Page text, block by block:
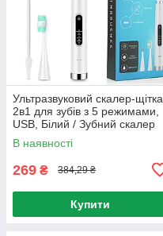
Ультразвуковий скалер-щітка
2в1 для зубів з 5 режимами,
USB, Білий / Зубний скалер
В наявності
269 ₴ 384,29 ₴
Купити